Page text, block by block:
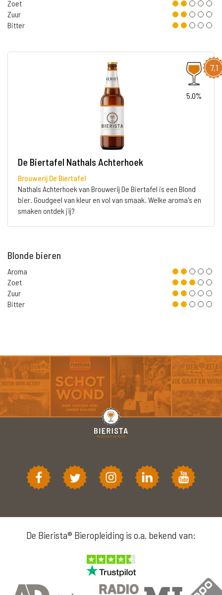
Zoet
Zuur
Bitter
7,1
5.0%
De Biertafel Nathals Achterhoek
Brouwerij De Biertafel
Nathals Achterhoek van Brouwerij De Biertafel is een Blond
bier. Goudgeel van kleur en vol van smaak. Welke aroma's en
smaken ontdek jij?
Blonde bieren
Aroma
Zoet
Zuur
Bitter
De Bierista® Bieropleiding is o.a. bekend van: